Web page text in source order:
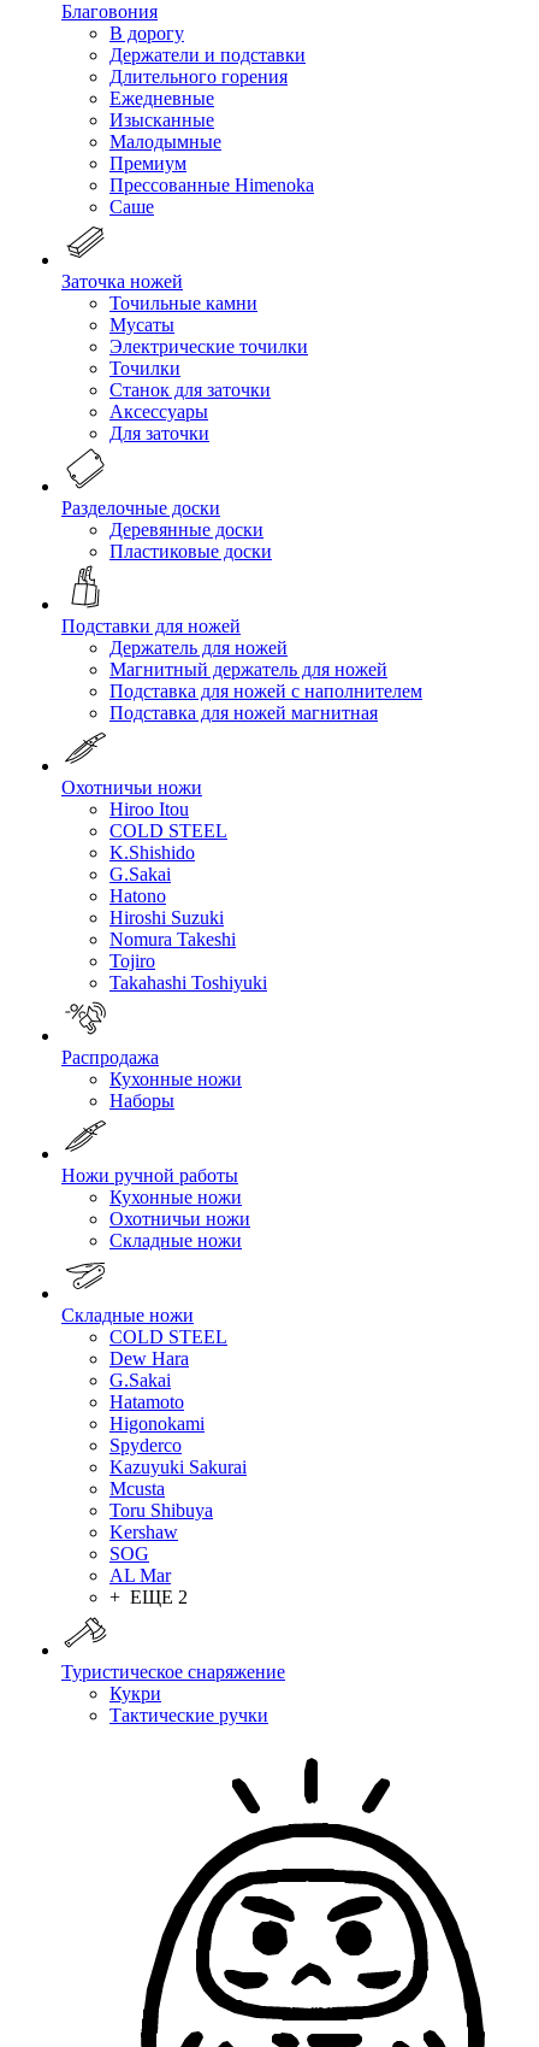
Благовония
В дорогу
Держатели и подставки
Длительного горения
Ежедневные
Изысканные
Малодымные
Премиум
Прессованные Himenoka
Саше
Заточка ножей
Точильные камни
Мусаты
Электрические точилки
Точилки
Станок для заточки
Аксессуары
Для заточки
Разделочные доски
Деревянные доски
Пластиковые доски
Подставки для ножей
Держатель для ножей
Магнитный держатель для ножей
Подставка для ножей с наполнителем
Подставка для ножей магнитная
Охотничьи ножи
Hiroo Itou
COLD STEEL
K.Shishido
G.Sakai
Hatono
Hiroshi Suzuki
Nomura Takeshi
Tojiro
Takahashi Toshiyuki
Распродажа
Кухонные ножи
Наборы
Ножи ручной работы
Кухонные ножи
Охотничьи ножи
Складные ножи
Складные ножи
COLD STEEL
Dew Hara
G.Sakai
Hatamoto
Higonokami
Spyderco
Kazuyuki Sakurai
Mcusta
Toru Shibuya
Kershaw
SOG
AL Mar
+ ЕЩЕ 2
Туристическое снаряжение
Кукри
Тактические ручки